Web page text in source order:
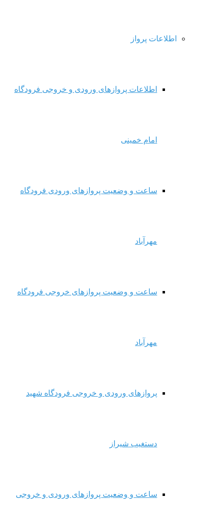
اطلاعات پرواز
اطلاعات پروازهای ورودی و خروجی فرودگاه
امام خمینی
ساعت و وضعیت پروازهای ورودی فرودگاه
مهرآباد
ساعت و وضعیت پروازهای خروجی فرودگاه
مهرآباد
پروازهای ورودی و خروجی فرودگاه شهید
دستغیب شیراز
ساعت و وضعیت پروازهای ورودی و خروجی